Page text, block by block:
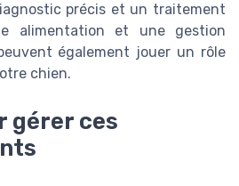
précis et un traitement
alimentation et une gestion
également jouer un rôle
chien.
gérer ces